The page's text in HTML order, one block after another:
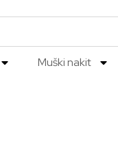
Muški nakit